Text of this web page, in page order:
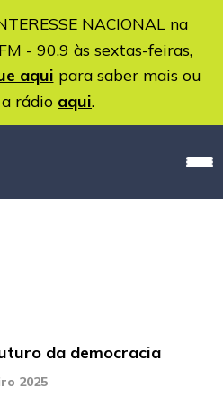
NACIONAL na
- 90.9 às sextas-feiras,
aqui para saber mais ou
rádio aqui.
da democracia
2025